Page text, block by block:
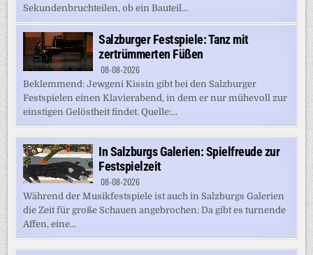
Sekundenbruchteilen, ob ein Bauteil...
Salzburger Festspiele: Tanz mit
zertrümmerten Füßen
08-08-2026
Beklemmend: Jewgeni Kissin gibt bei den Salzburger
Festspielen einen Klavierabend, in dem er nur mühevoll zur
einstigen Gelöstheit findet. Quelle:...
In Salzburgs Galerien: Spielfreude zur
Festspielzeit
08-08-2026
Während der Musikfestspiele ist auch in Salzburgs Galerien
die Zeit für große Schauen angebrochen: Da gibt es turnende
Affen, eine...